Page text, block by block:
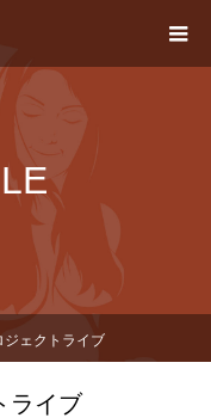
ェクトライブ
ライブ